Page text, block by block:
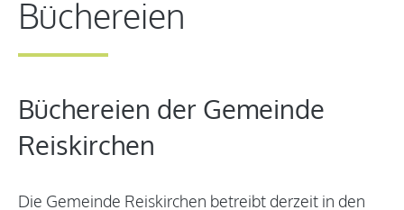
Büchereien
Büchereien der Gemeinde
Reiskirchen
Die Gemeinde Reiskirchen betreibt derzeit in den